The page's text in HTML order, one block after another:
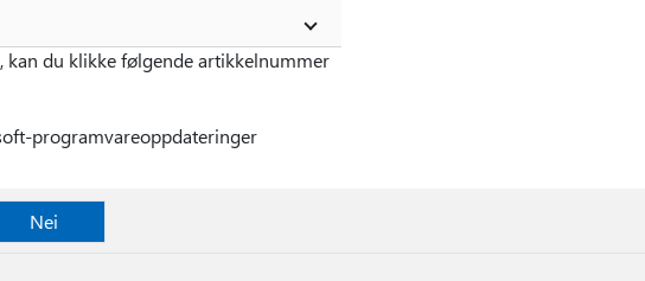
du klikke følgende artikkelnummer
programvareoppdateringer
Nei